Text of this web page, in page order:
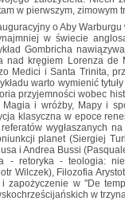
w pierwszym, zimowym
o Aby Warburgu
w świecie
Gombricha
nad kręgiem Lorenza de
Medici i Santa Trinita,
warto wymienić
przyjemności wobec
i wróżby, Mapy i
klasyczna w epoce
wygłaszanych
planet (Siergiej
i Andrea Bussi
- retoryka - teologia:
Wilczek), Filozofia
zapożyczenie w "De
w